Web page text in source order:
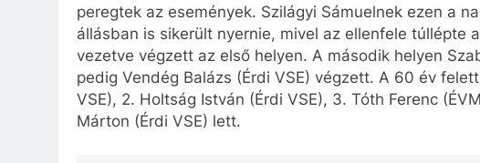
peregtek az események. Szilágyi Sámuelnek ezen a
állásban is sikerült nyernie, mivel az ellenfele túllépte
vezetve végzett az első helyen. A második helyen
pedig Vendég Balázs (Érdi VSE) végzett. A 60 év
VSE), 2. Holtság István (Érdi VSE), 3. Tóth Ferenc
Márton (Érdi VSE) lett.